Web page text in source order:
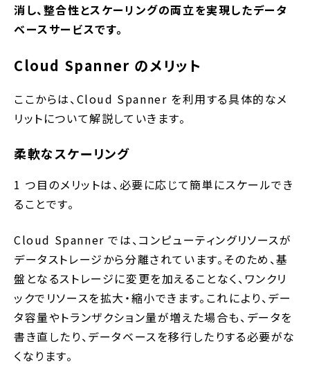
消し、整合性とスケーリングの両立を実現したデータ
ベースサービスです。
Cloud Spanner のメリット
ここからは、Cloud Spanner を利用する具体的なメ
リットについて解説していきます。
柔軟なスケーリング
1 つ目のメリットは、必要に応じて簡単にスケールでき
ることです。
Cloud Spanner では、コンピューティングリソースが
データストレージから分離されています。そのため、基
盤となるストレージに変更を加えることなく、ワンクリ
ックでリソースを拡大・縮小できます。これにより、デー
タ容量やトランザクション量が増えた場合も、データを
書き直したり、データベースを移行したりする必要がな
くなります。